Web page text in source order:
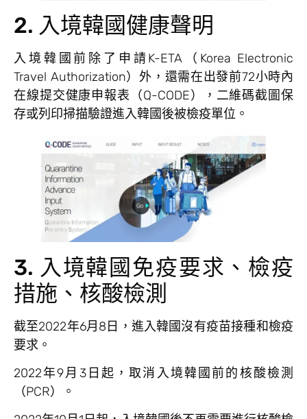
2. 入境韓國健康聲明
入境韓國前除了申請K-ETA（Korea Electronic
Travel Authorization）外，還需在出發前72小時內
在線提交健康申報表（Q-CODE），二維碼截圖保
存或列印掃描驗證進入韓國後被檢疫單位。
3. 入境韓國免疫要求、檢疫
措施、核酸檢測
截至2022年6月8日，進入韓國沒有疫苗接種和檢疫
要求。
2022年9月3日起，取消入境韓國前的核酸檢測
（PCR）。